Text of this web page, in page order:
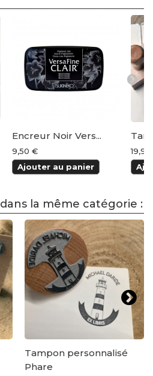
Encreur Noir Vers...
9,50 €
Ajouter au panier
la même catégorie :
Tampon personnalisé
Phare